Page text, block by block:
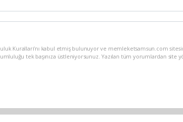
Kuralları’nı kabul etmiş bulunuyor ve memleketsamsun.com
tek başınıza üstleniyorsunuz. Yazılan tüm yorumlardan